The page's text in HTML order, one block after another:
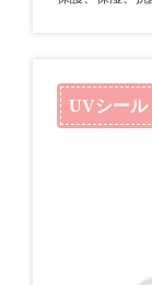
UVシール